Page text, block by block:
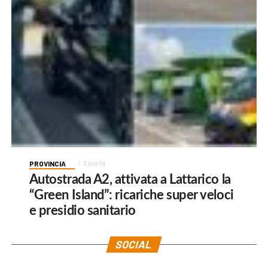
PROVINCIA 3 ore fa
Autostrada A2, attivata a Lattarico la
“Green Island”: ricariche super veloci
e presidio sanitario
SOCIAL